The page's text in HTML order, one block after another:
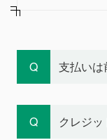
支払いは
クレジッ